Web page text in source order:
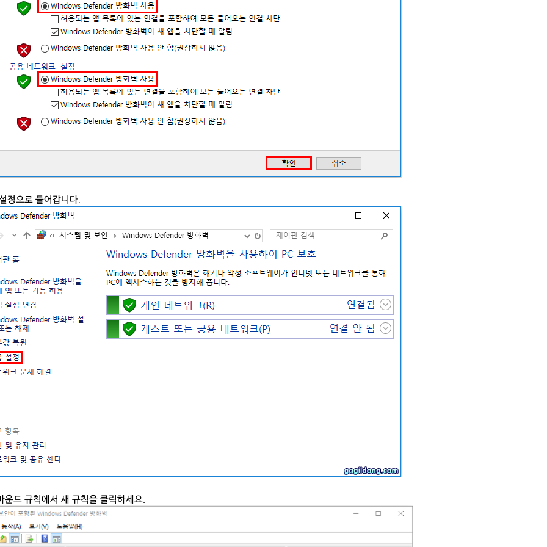
정으로 들어갑니다.
운드 규칙에서 새 규칙을 클릭하세요.